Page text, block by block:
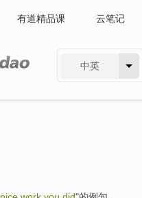
有道精品课 云笔记
中英